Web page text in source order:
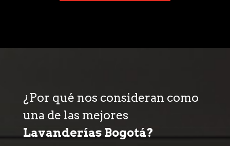
¿Por qué nos consideran como
una de las mejores
Lavanderías Bogotá?